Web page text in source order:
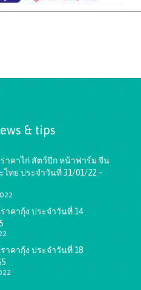
& tips
าคาไก่ สัตว์ปีก หน้าฟาร์ม จีน
ไทย ประจำวันที่ 31/01/22 –
าคากุ้ง ประจำวันที่ 14
าคากุ้ง ประจำวันที่ 18